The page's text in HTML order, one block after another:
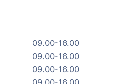
09.00-16.00
09.00-16.00
09.00-16.00